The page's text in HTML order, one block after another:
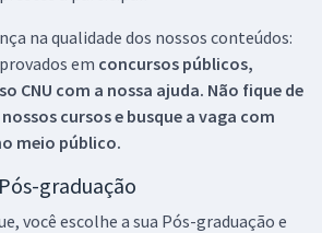
na qualidade dos nossos conteúdos:
em concursos públicos,
CNU com a nossa ajuda. Não fique de
cursos e busque a vaga com
meio público.
graduação
você escolhe a sua Pós-graduação e